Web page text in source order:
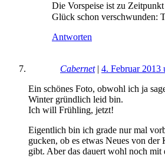
Die Vorspeise ist zu
Glück schon verschwunden:
Antworten
Cabernet| 4. Februar 2013
Ein schönes Foto, obwohl ich ja
Winter gründlich leid bin.
Ich will Frühling, jetzt!
Eigentlich bin ich grade nur mal
gucken, ob es etwas Neues von der
gibt. Aber das dauert wohl noch mit